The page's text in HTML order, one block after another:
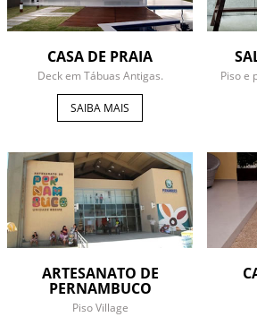
CASA DE PRAIA
Deck em Tábuas Antigas.
SAIBA MAIS
Piso e
ARTESANATO DE
PERNAMBUCO
Piso Village